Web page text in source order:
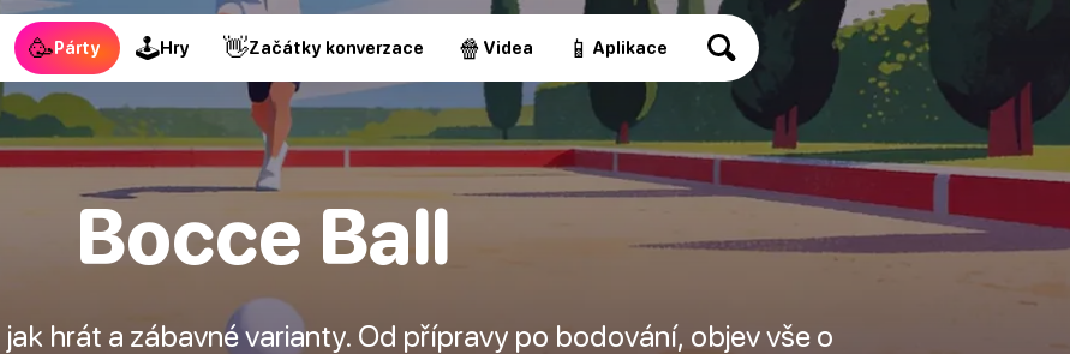
🥳Párty 🕹Hry 👋Začátky konverzace 🍿 Videa 📱 Aplikace
Bocce Ball
hrát a zábavné varianty. Od přípravy po bodování, objev vše o